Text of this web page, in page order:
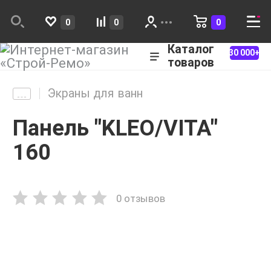
0 0 0
Каталог
товаров
30 000+
Экраны для ванн
Панель "KLEO/VITA"
160
0 отзывов